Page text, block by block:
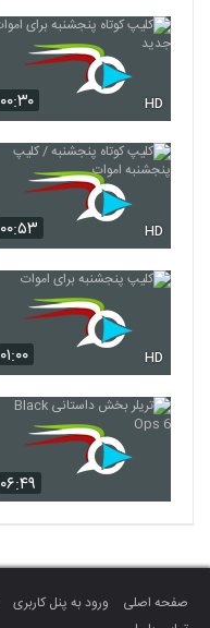
۰۰:۳۰ HD
۰۰:۵۳ HD
۰۱:۰۰ HD
۰۶:۴۹
صفحه اصلی ورود به پنل کاربری